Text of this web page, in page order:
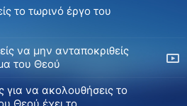
το τωρινό έργο του
να μην ανταποκριθείς
του Θεού
για να ακολουθήσεις το